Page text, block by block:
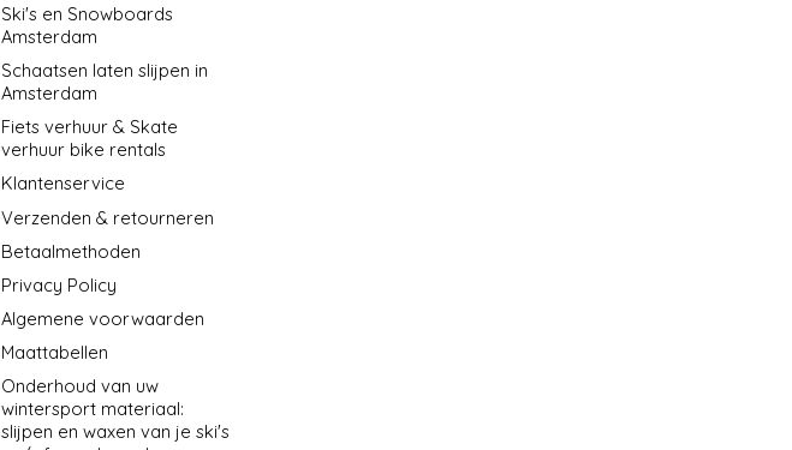
Ski's en Snowboards
Amsterdam
Schaatsen laten slijpen in
Amsterdam
Fiets verhuur & Skate
verhuur bike rentals
Klantenservice
Verzenden & retourneren
Betaalmethoden
Privacy Policy
Algemene voorwaarden
Maattabellen
Onderhoud van uw
wintersport materiaal:
slijpen en waxen van je ski's